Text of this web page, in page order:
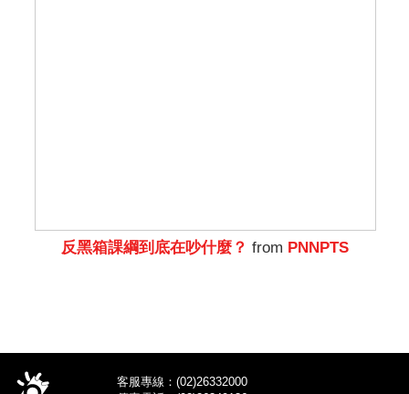
反黑箱課綱到底在吵什麼？ from PNNPTS
客服專線：(02)26332000